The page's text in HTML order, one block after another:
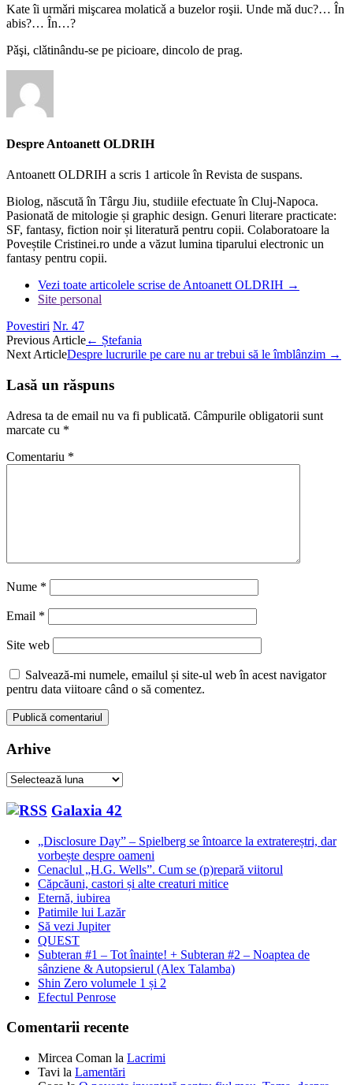
Kate îi urmǎri mişcarea molaticǎ a buzelor roşii. Unde mǎ duc?… În
abis?… În…?
Pǎşi, clǎtinându-se pe picioare, dincolo de prag.
Despre Antoanett OLDRIH
Antoanett OLDRIH a scris 1 articole în Revista de suspans.
Biolog, născută în Târgu Jiu, studiile efectuate în Cluj-Napoca.
Pasionată de mitologie și graphic design. Genuri literare practicate:
SF, fantasy, fiction noir și literatură pentru copii. Colaboratoare la
Poveștile Cristinei.ro unde a văzut lumina tiparului electronic un
fantasy pentru copii.
Vezi toate articolele scrise de Antoanett OLDRIH →
Site personal
Povestiri Nr. 47
Post
navigation
Previous Article← Ștefania
Next ArticleDespre lucrurile pe care nu ar trebui să le îmblânzim →
Lasă un răspuns
Adresa ta de email nu va fi publicată. Câmpurile obligatorii sunt
marcate cu *
Comentariu *
Nume *
Email *
Site web
Salvează-mi numele, emailul și site-ul web în acest navigator
pentru data viitoare când o să comentez.
Arhive
Arhive
Galaxia 42
„Disclosure Day” – Spielberg se întoarce la extratereștri, dar
vorbește despre oameni
Cenaclul „H.G. Wells”. Cum se (p)repară viitorul
Căpcăuni, castori și alte creaturi mitice
Eternă, iubirea
Patimile lui Lazăr
Să vezi Jupiter
QUEST
Subteran #1 – Tot înainte! + Subteran #2 – Noaptea de
sânziene & Autopsierul (Alex Talamba)
Shin Zero volumele 1 și 2
Efectul Penrose
Comentarii recente
Mircea Coman la Lacrimi
Tavi la Lamentări